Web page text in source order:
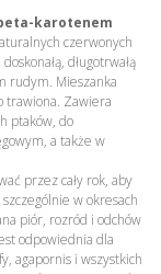
beta-karotenem
czerwonych
długotrwałą
rudym. Mieszanka
trawiona. Zawiera
ptaków, do
a także w
przez cały rok, aby
w okresach
piór, rozród i odchów
odpowiednia dla
agapornis i wszystkich